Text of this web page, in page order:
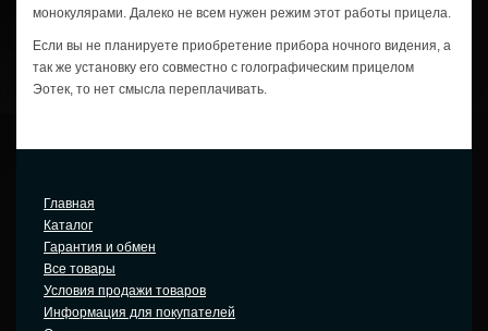
монокулярами. Далеко не всем нужен режим этот работы прицела.
Если вы не планируете приобретение прибора ночного видения, а
так же установку его совместно с голографическим прицелом
Эотек, то нет смысла переплачивать.
Главная
Каталог
Гарантия и обмен
Все товары
Условия продажи товаров
Информация для покупателей